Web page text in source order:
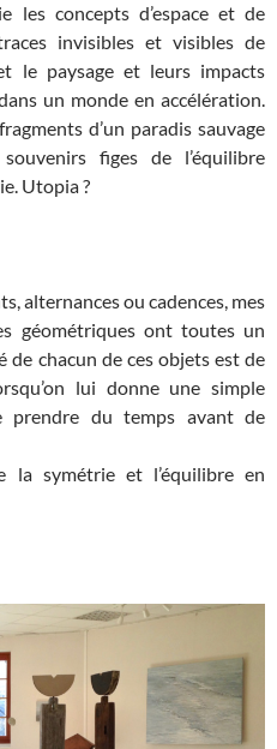
les concepts d’espace et de
invisibles et visibles de
le paysage et leurs impacts
un monde en accélération.
d’un paradis sauvage
figes de l’équilibre
Utopia ?
alternances ou cadences, mes
géométriques ont toutes un
chacun de ces objets est de
lui donne une simple
prendre du temps avant de
la symétrie et l’équilibre en